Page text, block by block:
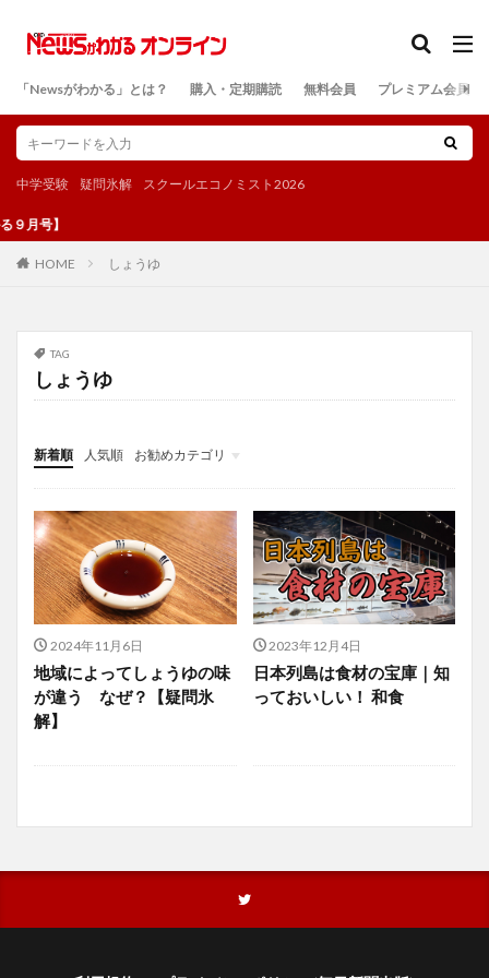
「Newsがわかる」とは？ 購入・定期購読 無料会員 プレミアム会員
中学受験 疑問氷解 スクールエコノミスト2026
月号】
HOME しょうゆ
TAG
しょうゆ
新着順 人気順
お勧めカテゴリ
投稿
学び
マンガ
電子書籍
2024年11月6日
地域によってしょうゆの味
が違う なぜ？【疑問氷
解】
2023年12月4日
日本列島は食材の宝庫｜知
っておいしい！ 和食
検索